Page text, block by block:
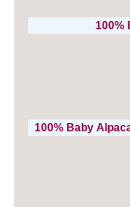
100%
100% Baby